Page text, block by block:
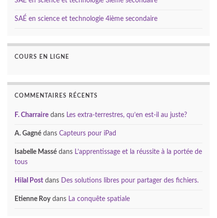
SAÉ en science et technologie 4ième secondaire
COURS EN LIGNE
COMMENTAIRES RÉCENTS
F. Charraire dans Les extra-terrestres, qu’en est-il au juste?
A. Gagné dans Capteurs pour iPad
Isabelle Massé dans L’apprentissage et la réussite à la portée de
tous
Hilal Post dans Des solutions libres pour partager des fichiers.
Etienne Roydans La conquête spatiale